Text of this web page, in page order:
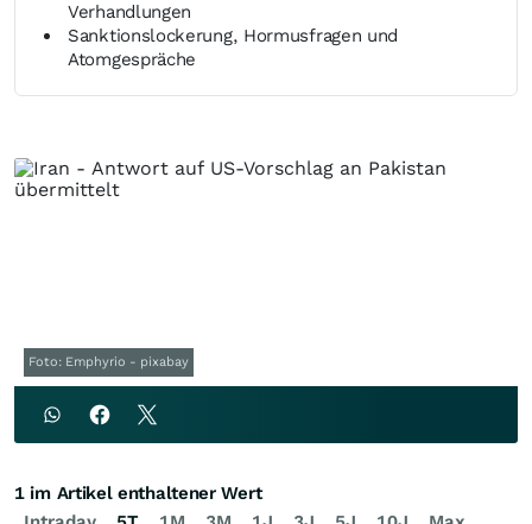
Verhandlungen
Sanktionslockerung, Hormusfragen und
Atomgespräche
Foto: Emphyrio - pixabay
1 im Artikel enthaltener Wert